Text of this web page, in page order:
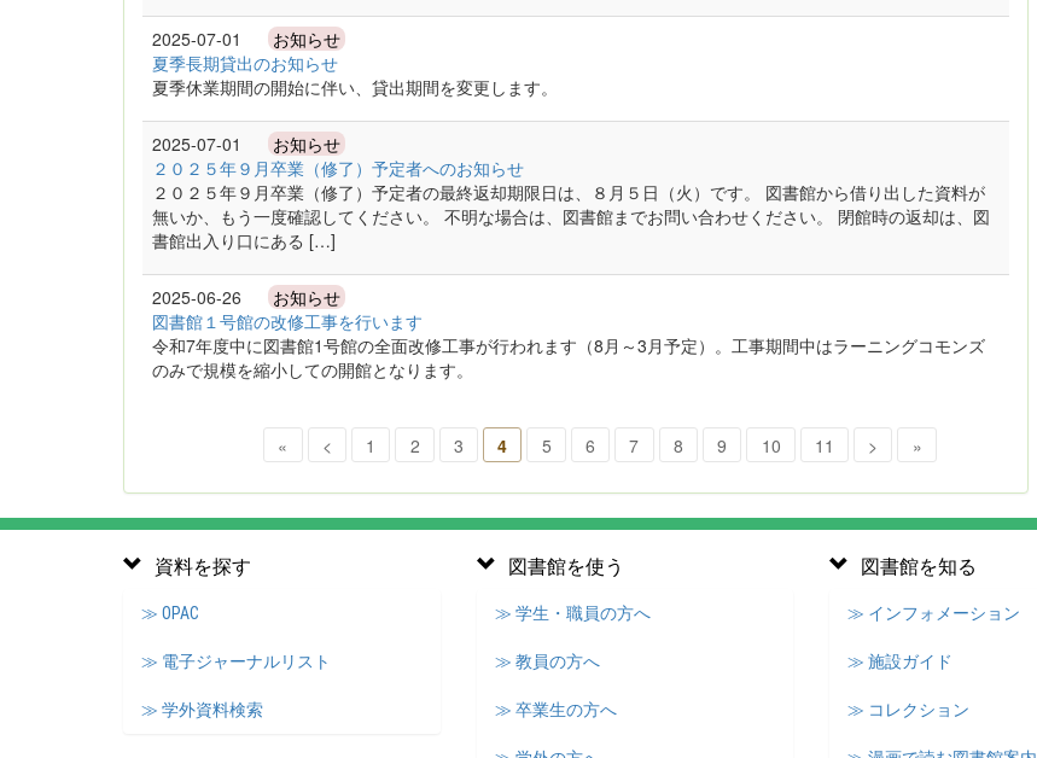
2025-07-01 お知らせ
夏季長期貸出のお知らせ
夏季休業期間の開始に伴い、貸出期間を変更します。
2025-07-01 お知らせ
２０２５年９月卒業（修了）予定者へのお知らせ
２０２５年９月卒業（修了）予定者の最終返却期限日は、８月５日（火）です。 図書館から借り出した資料が
無いか、もう一度確認してください。 不明な場合は、図書館までお問い合わせください。 閉館時の返却は、図
書館出入り口にある […]
2025-06-26 お知らせ
図書館１号館の改修工事を行います
令和7年度中に図書館1号館の全面改修工事が行われます（8月～3月予定）。工事期間中はラーニングコモンズ
のみで規模を縮小しての開館となります。
« < 1 2 3 4 5 6 7 8 9 10 11 > »
資料を探す
≫ OPAC
≫ 電子ジャーナルリスト
≫ 学外資料検索
図書館を使う
≫ 学生・職員の方へ
≫ 教員の方へ
≫ 卒業生の方へ
図書館を知る
≫ インフォメーション
≫ 施設ガイド
≫ コレクション